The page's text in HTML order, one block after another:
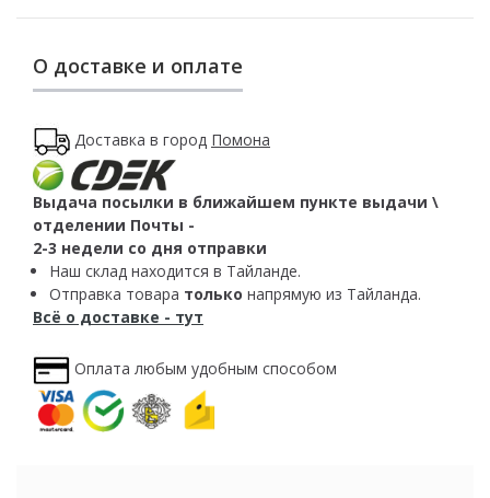
О доставке и оплате
Доставка в город Помона
Выдача посылки в ближайшем пункте выдачи \
отделении Почты -
2-3 недели со дня отправки
Наш склад находится в Тайланде.
Отправка товара только напрямую из Тайланда.
Всё о доставке - тут
Оплата любым удобным способом